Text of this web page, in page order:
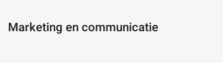
Marketing en communicatie